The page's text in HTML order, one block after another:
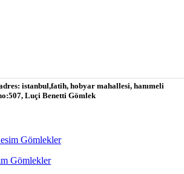
istanbul,fatih, hobyar mahallesi, hanımeli
Luçi Benetti Gömlek
Gömlekler
Gömlekler